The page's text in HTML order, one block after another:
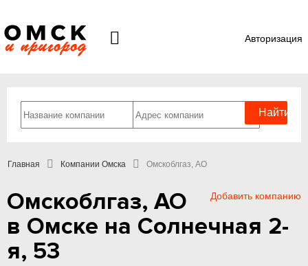
Авторизация
Главная Компании Омска Омскоблгаз, АО
Добавить компанию
Омскоблгаз, АО
в Омске на Солнечная 2-
я, 53